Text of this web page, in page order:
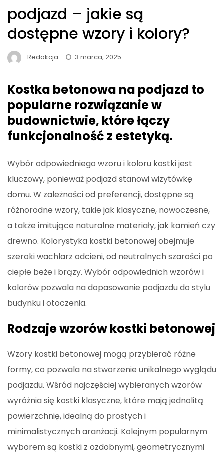
podjazd – jakie są
dostępne wzory i kolory?
Redakcja 3 marca, 2025
Kostka betonowa na podjazd to
popularne rozwiązanie w
budownictwie, które łączy
funkcjonalność z estetyką.
Wybór odpowiedniego wzoru i koloru kostki jest
kluczowy, ponieważ podjazd stanowi wizytówkę
domu. W zależności od preferencji, dostępne są
różnorodne wzory, takie jak klasyczne, nowoczesne,
a także imitujące naturalne materiały, jak kamień czy
drewno. Kolorystyka kostki betonowej obejmuje
szeroki wachlarz odcieni, od neutralnych szarości po
ciepłe beże i brązy. Wybór odpowiednich wzorów i
kolorów pozwala na dopasowanie podjazdu do stylu
budynku i otoczenia.
Rodzaje wzorów kostki betonowej
Wzory kostki betonowej mogą przybierać różne
formy, co pozwala na stworzenie unikalnego wyglądu
podjazdu. Wśród najczęściej wybieranych wzorów
wyróżnia się kostki klasyczne, które mają jednolitą
powierzchnię, idealną do prostych i
minimalistycznych aranżacji. Kolejnym popularnym
wyborem są kostki z ozdobnymi, geometrycznymi